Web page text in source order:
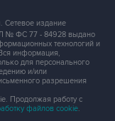
издание
№ ФС 77 - 84928 выдано
технологий и
информация,
для персонального
и/или
разрешения
Продолжая работу с
файлов cookie.